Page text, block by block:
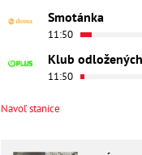
Smotánka
11:50
Klub
11:50
Navoľ stanice